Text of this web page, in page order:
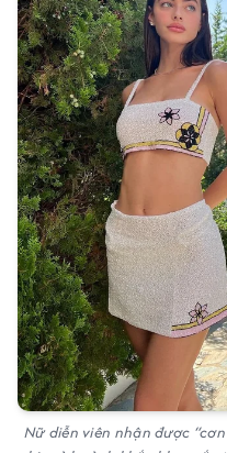
Nữ diễn viên nhận được